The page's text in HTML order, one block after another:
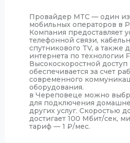
Провайдер МТС — один
мобильных операторов в
Компания предоставляет
телефонной связи,
спутникового TV, а также
интернета по технологии
Высокоскоростной доступ
обеспечивается за счет
современного
оборудования.
в Череповеце можно
для подключения
других услуг. Скоростью
достигает 100 Мбит/сек,
тариф — 1 ₽/мес.